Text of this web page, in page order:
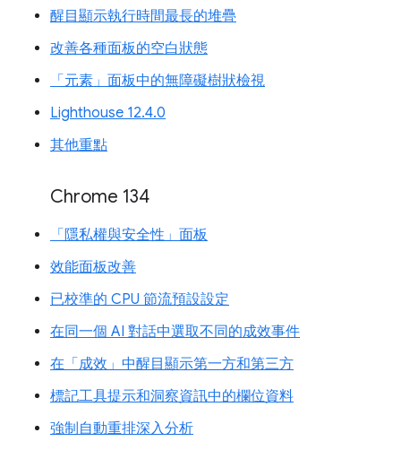
醒目顯示執行時間最長的堆疊
改善各種面板的空白狀態
「元素」面板中的無障礙樹狀檢視
Lighthouse 12.4.0
其他重點
Chrome 134
「隱私權與安全性」面板
效能面板改善
已校準的 CPU 節流預設設定
在同一個 AI 對話中選取不同的成效事件
在「成效」中醒目顯示第一方和第三方
標記工具提示和洞察資訊中的欄位資料
強制自動重排深入分析